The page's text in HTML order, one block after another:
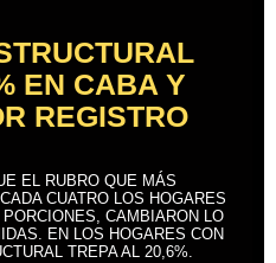
EN CABA Y
REGISTRO
EL RUBRO QUE MÁS
CUATRO LOS HOGARES
CAMBIARON LO
EN LOS HOGARES CON
TREPA AL 20,6%.